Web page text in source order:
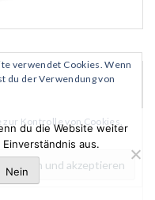
SEITEN
ein einziges Mal"
Höfe - Silbernes
verwendet Cookies. Wenn
du der Verwendung von
Kontrolle von Cookies,
du die Website weiter
aus.
Nein